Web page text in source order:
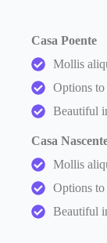
Casa Poente
Mollis
Options to
Beautiful
Casa
Mollis
Options to
Beautiful